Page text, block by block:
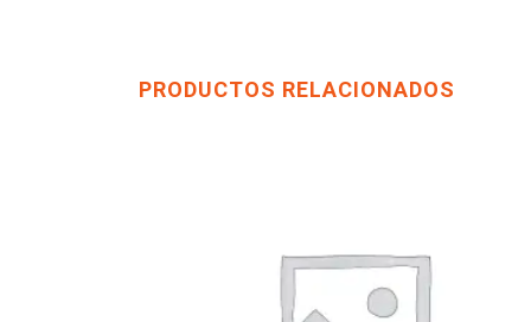
PRODUCTOS RELACIONADOS